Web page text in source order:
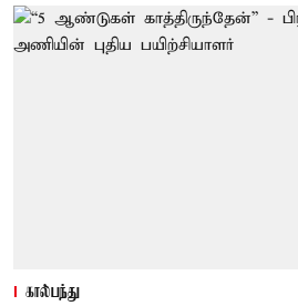
கால்பந்து